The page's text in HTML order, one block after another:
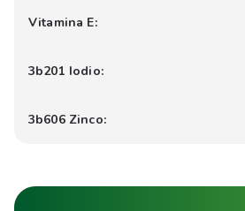
Vitamina E:
3b201 Iodio:
3b606 Zinco: